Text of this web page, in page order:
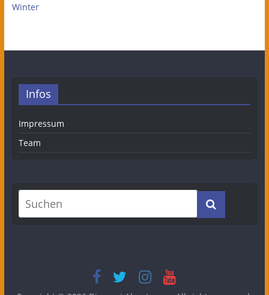
Winter
Infos
Impressum
Team